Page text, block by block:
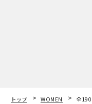
トップ WOMEN
全